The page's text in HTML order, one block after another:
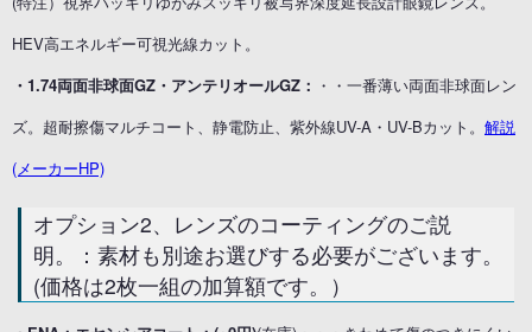
HEV高エネルギー可視光線カット。
・1.74両面非球面GZ・アンテリオールGZ： ・・一番薄い両面非球面レン
ズ。超耐擦傷マルチコート、静電防止、紫外線UV-A・UV-Bカット。 解説
(メーカーHP)
オプション2、レンズのコーティングのご説
明。：素材も別途お選びする必要がございます。
(価格は2枚一組の加算額です。）